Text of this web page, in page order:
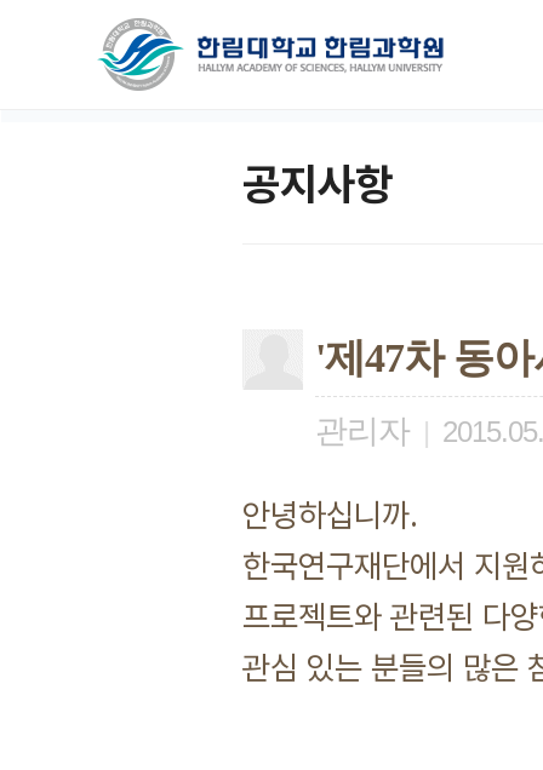
공지사항
'제47차 동
관리자 |
안녕하십니까.
한국연구재단에서 지
프로젝트와 관련된 다
관심 있는 분들의 많은